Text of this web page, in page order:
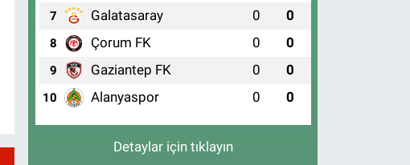
7 Galatasaray 0 0
8 Çorum FK 0 0
9 Gaziantep FK 0 0
10 Alanyaspor 0 0
Detaylar için tıklayın